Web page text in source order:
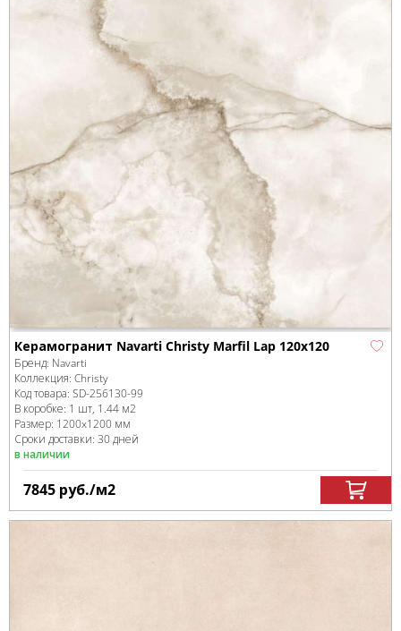
Керамогранит Navarti Christy Marfil Lap 120x120
Бренд: Navarti
Коллекция: Christy
Код товара: SD-256130-99
В коробке: 1 шт, 1.44 м2
Размер: 1200x1200 мм
Сроки доставки: 30 дней
в наличии
7845 руб./м2